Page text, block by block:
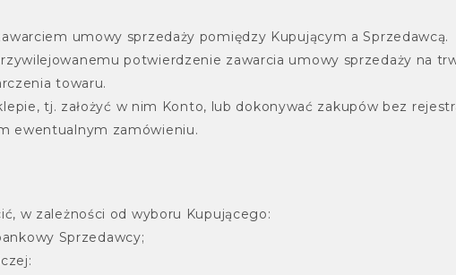
umowy sprzedaży pomiędzy Kupującym a Sprzedawcą.
potwierdzenie zawarcia umowy sprzedaży na
towaru.
tj. założyć w nim Konto, lub dokonywać zakupów bez
ewentualnym zamówieniu.
w zależności od wyboru Kupującego:
Sprzedawcy;